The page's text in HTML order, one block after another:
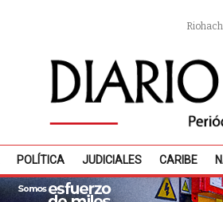
POLÍTICA JUDICIALES CARIBE